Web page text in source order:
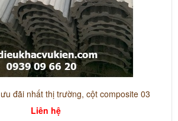
đãi nhất thị trường, cột composite 03
Liên hệ